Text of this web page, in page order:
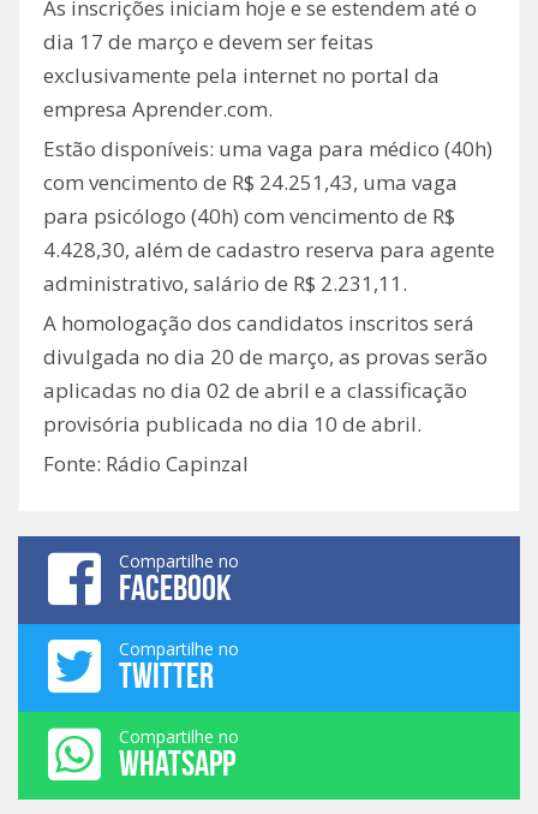
As inscrições iniciam hoje e se estendem até o
dia 17 de março e devem ser feitas
exclusivamente pela internet no portal da
empresa Aprender.com.
Estão disponíveis: uma vaga para médico (40h)
com vencimento de R$ 24.251,43, uma vaga
para psicólogo (40h) com vencimento de R$
4.428,30, além de cadastro reserva para agente
administrativo, salário de R$ 2.231,11.
A homologação dos candidatos inscritos será
divulgada no dia 20 de março, as provas serão
aplicadas no dia 02 de abril e a classificação
provisória publicada no dia 10 de abril.
Fonte: Rádio Capinzal
Compartilhe no
FACEBOOK
Compartilhe no
TWITTER
Compartilhe no
WHATSAPP